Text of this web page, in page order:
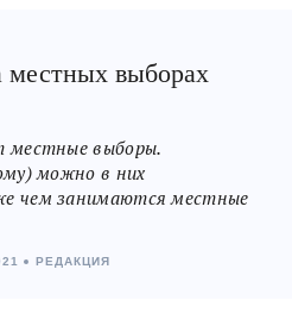
местных выборах
местные выборы.
можно в них
чем занимаются местные
РЕДАКЦИЯ